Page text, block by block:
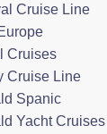
Cruise Line
Cruises
Cruise Line
Spanic
Yacht Cruises